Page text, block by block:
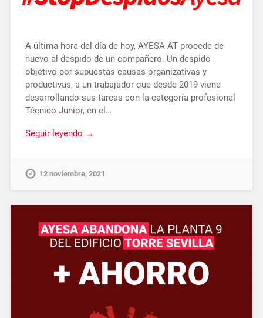
A última hora del día de hoy, AYESA AT procede de
nuevo al despido de un compañero. Un despido
objetivo por supuestas causas organizativas y
productivas, a un trabajador que desde 2019 viene
desarrollando sus tareas con la categoría profesional
Técnico Junior, en el…
Seguir leyendo →
12 noviembre, 2021